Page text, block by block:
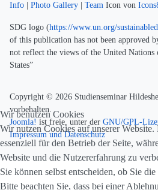
Info
Photo Gallery Team Icon von
SDG logo (https://www.un.org/
of this publication has not been approved
not reflect the views of the United
States”
Copyright © 2026 Studienseminar
vorbehalten.
Joomla! ist freie, unter der GNU/GPL-
Impressum und Datenschutz
Wir benutzen Cookies
Wir nutzen Cookies auf unserer
essenziell für den Betrieb der Seite,
Website und die Nutzererfahrung zu
Sie können selbst entscheiden, ob Sie
Bitte beachten Sie, dass bei einer